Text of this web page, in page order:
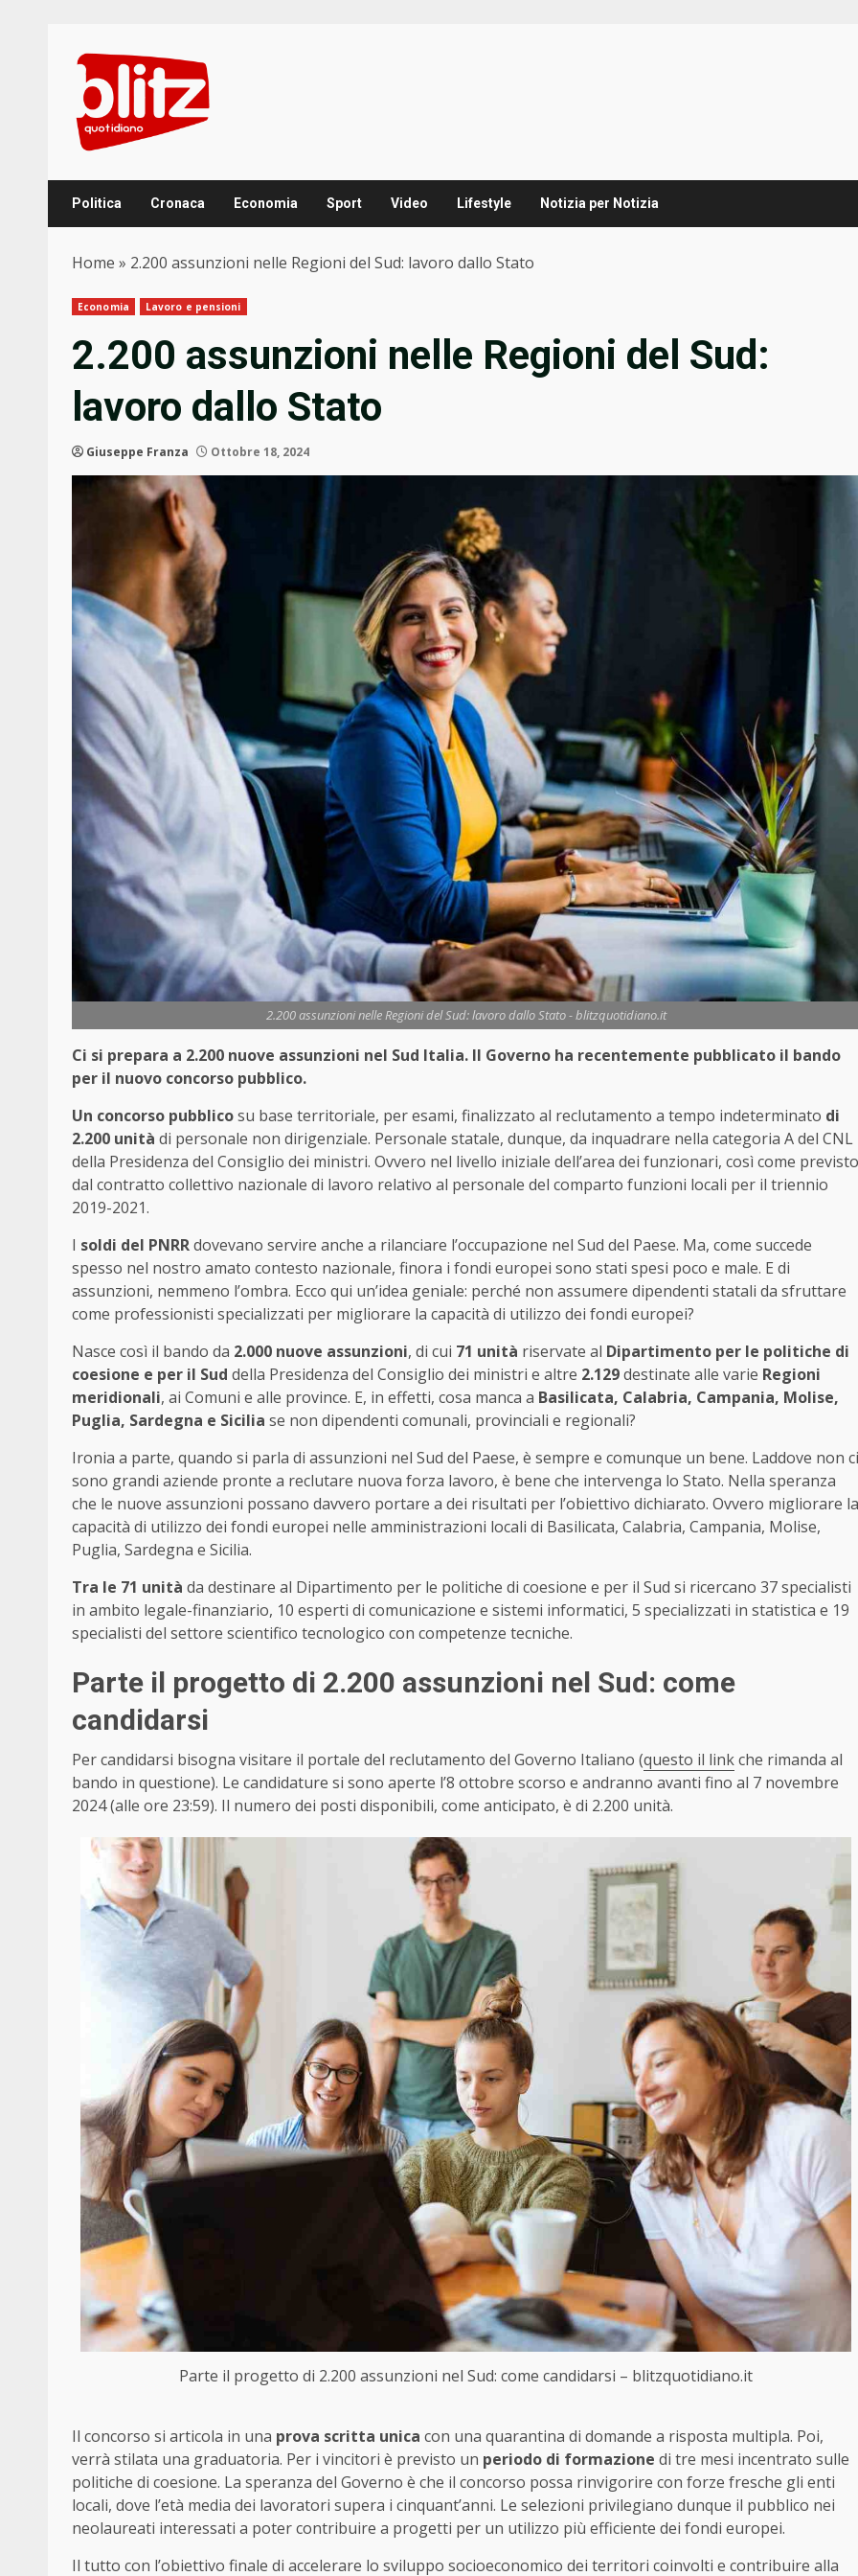
content
Politica Cronaca Economia Sport Video Lifestyle Notizia per Notizia
Home » 2.200 assunzioni nelle Regioni del Sud: lavoro dallo Stato
Economia Lavoro e pensioni
2.200 assunzioni nelle Regioni del Sud:
lavoro dallo Stato
Giuseppe Franza Ottobre 18, 2024
2.200 assunzioni nelle Regioni del Sud: lavoro dallo Stato - blitzquotidiano.it
Ci si prepara a 2.200 nuove assunzioni nel Sud Italia. Il Governo ha recentemente pubblicato il bando
per il nuovo concorso pubblico.
Un concorso pubblicosu base territoriale, per esami, finalizzato al reclutamento a tempo indeterminato di
2.200 unità di personale non dirigenziale. Personale statale, dunque, da inquadrare nella categoria A del CNL
della Presidenza del Consiglio dei ministri. Ovvero nel livello iniziale dell’area dei funzionari, così come previsto
dal contratto collettivo nazionale di lavoro relativo al personale del comparto funzioni locali per il triennio
2019-2021.
I soldi del PNRRdovevano servire anche a rilanciare l’occupazione nel Sud del Paese. Ma, come succede
spesso nel nostro amato contesto nazionale, finora i fondi europei sono stati spesi poco e male. E di
assunzioni, nemmeno l’ombra. Ecco qui un’idea geniale: perché non assumere dipendenti statali da sfruttare
come professionisti specializzati per migliorare la capacità di utilizzo dei fondi europei?
Nasce così il bando da 2.000 nuove assunzioni, di cui 71 unità riservate al Dipartimento per le politiche di
coesione e per il Sud della Presidenza del Consiglio dei ministri e altre 2.129destinate alle varie Regioni
meridionali, ai Comuni e alle province. E, in effetti, cosa manca a Basilicata, Calabria, Campania, Molise,
Puglia, Sardegna e Sicilia se non dipendenti comunali, provinciali e regionali?
Ironia a parte, quando si parla di assunzioni nel Sud del Paese, è sempre e comunque un bene. Laddove non ci
sono grandi aziende pronte a reclutare nuova forza lavoro, è bene che intervenga lo Stato. Nella speranza
che le nuove assunzioni possano davvero portare a dei risultati per l’obiettivo dichiarato. Ovvero migliorare la
capacità di utilizzo dei fondi europei nelle amministrazioni locali di Basilicata, Calabria, Campania, Molise,
Puglia, Sardegna e Sicilia.
Tra le 71 unità da destinare al Dipartimento per le politiche di coesione e per il Sud si ricercano 37 specialisti
in ambito legale-finanziario, 10 esperti di comunicazione e sistemi informatici, 5 specializzati in statistica e 19
specialisti del settore scientifico tecnologico con competenze tecniche.
Parte il progetto di 2.200 assunzioni nel Sud: come
candidarsi
Per candidarsi bisogna visitare il portale del reclutamento del Governo Italiano (questo il linkche rimanda al
bando in questione). Le candidature si sono aperte l’8 ottobre scorso e andranno avanti fino al 7 novembre
2024 (alle ore 23:59). Il numero dei posti disponibili, come anticipato, è di 2.200 unità.
Parte il progetto di 2.200 assunzioni nel Sud: come candidarsi – blitzquotidiano.it
Il concorso si articola in una prova scritta unica con una quarantina di domande a risposta multipla. Poi,
verrà stilata una graduatoria. Per i vincitori è previsto un periodo di formazione di tre mesi incentrato sulle
politiche di coesione. La speranza del Governo è che il concorso possa rinvigorire con forze fresche gli enti
locali, dove l’età media dei lavoratori supera i cinquant’anni. Le selezioni privilegiano dunque il pubblico nei
neolaureati interessati a poter contribuire a progetti per un utilizzo più efficiente dei fondi europei.
Il tutto con l’obiettivo finale di accelerare lo sviluppo socioeconomico dei territori coinvolti e contribuire alla